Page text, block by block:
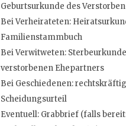
Geburtsurkunde des
Bei Verheirateten:
Familienstammbuch
Bei Verwitweten:
verstorbenen Ehepartners
Bei Geschiedenen:
Scheidungsurteil
Eventuell: Grabbrief (falls